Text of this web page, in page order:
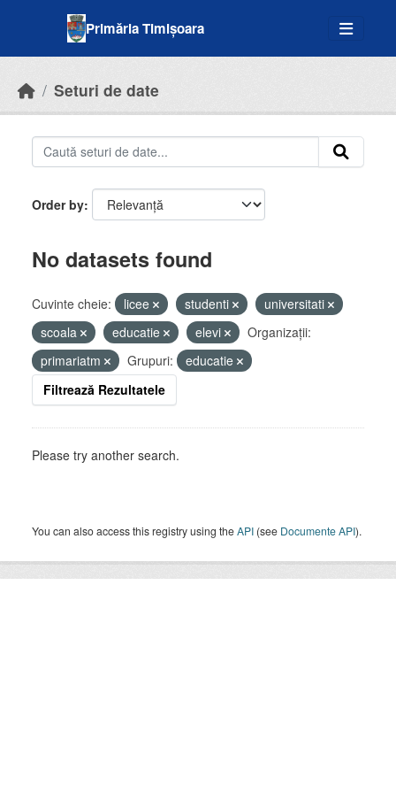
Primăria Timișoara
Seturi de date
Order by
No datasets found
Cuvinte cheie: licee studenti
universitati
scoala
educatie elevi
Organizații:
primariatm
Grupuri:
educatie
Filtrează Rezultatele
Please try another search.
You can also access this registry using theAPI (see Documente API).